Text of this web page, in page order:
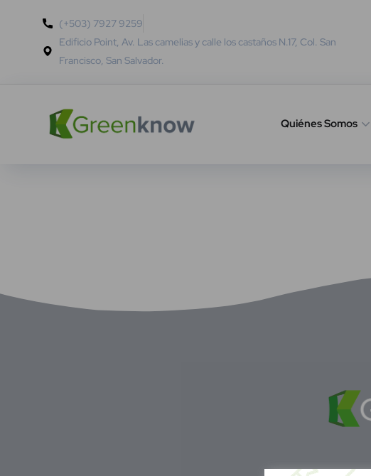
(+503) 7927 9259
Edificio Point, Av. Las camelias y calle los castaños N.17, Col. San
Francisco, San Salvador.
Quiénes Somos